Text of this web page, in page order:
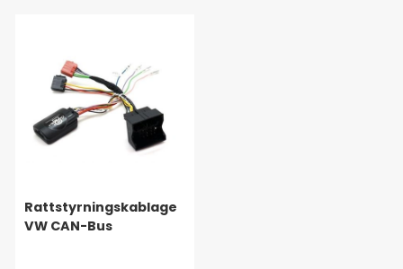
Rattstyrningskablage
VW CAN-Bus